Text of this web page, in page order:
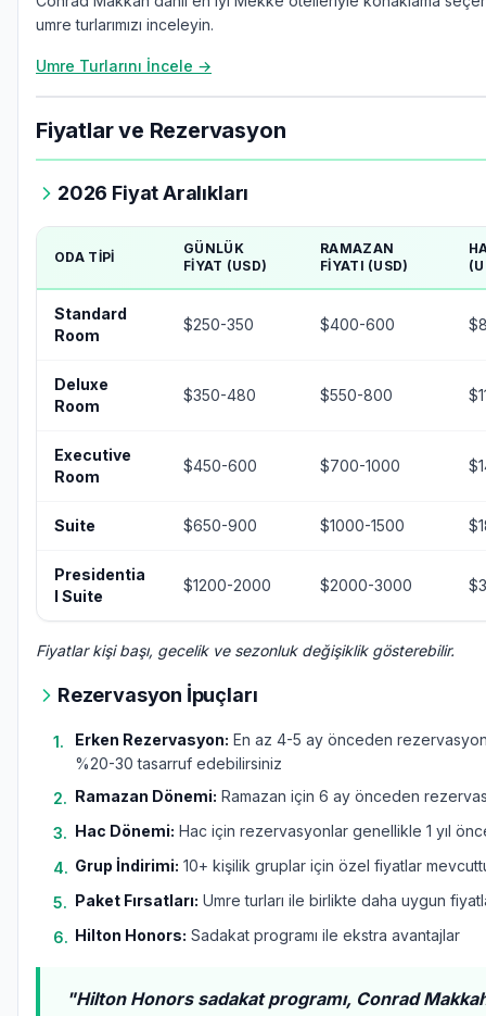
umre turlarımızı inceleyin.
Umre Turlarını İncele →
Fiyatlar ve Rezervasyon
2026 Fiyat Aralıkları
ODA TIPI
GÜNLÜK
FIYAT (USD)
RAMAZAN
FIYATI (USD)
Standard
Room
$250-350 $400-600
Deluxe
Room
$350-480 $550-800
Executive
Room
$450-600 $700-1000
Suite $650-900 $1000-1500
Presidentia
l Suite
$1200-2000 $2000-3000
Fiyatlar kişi başı, gecelik ve sezonluk değişiklik gösterebilir.
Rezervasyon İpuçları
1. Erken Rezervasyon: En az 4-5 ay önceden
%20-30 tasarruf edebilirsiniz
2. Ramazan Dönemi: Ramazan için 6 ay önceden
3. Hac Dönemi: Hac için rezervasyonlar genellikle 1 yıl
4. Grup İndirimi: 10+ kişilik gruplar için özel fiyatlar
5. Paket Fırsatları: Umre turları ile birlikte daha uygun
6. Hilton Honors: Sadakat programı ile ekstra avantajlar
"Hilton Honors sadakat programı, Conrad